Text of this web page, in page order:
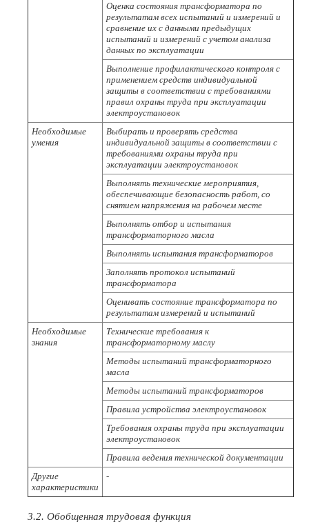
Оценка состояния трансформатора по
результатам всех испытаний и измерений и
сравнение их с данными предыдущих
испытаний и измерений с учетом анализа
данных по эксплуатации
Выполнение профилактического контроля с
применением средств индивидуальной
защиты в соответствии с требованиями
правил охраны труда при эксплуатации
электроустановок
Необходимые
умения
Выбирать и проверять средства
индивидуальной защиты в соответствии с
требованиями охраны труда при
эксплуатации электроустановок
Выполнять технические мероприятия,
обеспечивающие безопасность работ, со
снятием напряжения на рабочем месте
Выполнять отбор и испытания
трансформаторного масла
Выполнять испытания трансформаторов
Заполнять протокол испытаний
трансформатора
Оценивать состояние трансформатора по
результатам измерений и испытаний
Необходимые
знания
Технические требования к
трансформаторному маслу
Методы испытаний трансформаторного
масла
Методы испытаний трансформаторов
Правила устройства электроустановок
Требования охраны труда при эксплуатации
электроустановок
Правила ведения технической документации
Другие
характеристики
-
3.2. Обобщенная трудовая функция